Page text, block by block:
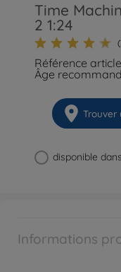
Time
2 1:24
Référence
Âge
Trouver
disponible
Informations